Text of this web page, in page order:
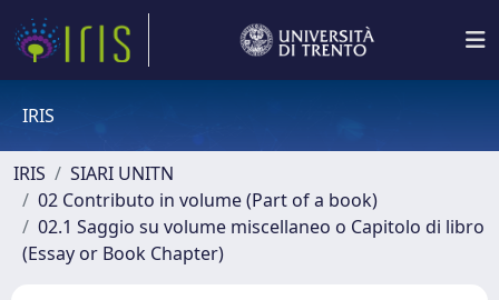
IRIS
IRIS
SIARI UNITN
02 Contributo in volume (Part of a book)
02.1 Saggio su volume miscellaneo o Capitolo di libro
(Essay or Book Chapter)